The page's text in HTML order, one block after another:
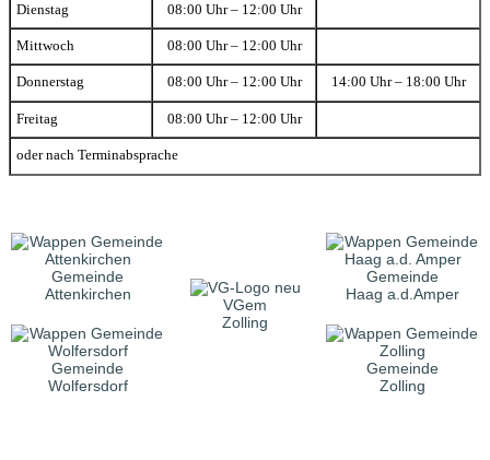
Dienstag 08:00 Uhr – 12:00 Uhr
Mittwoch 08:00 Uhr – 12:00 Uhr
Donnerstag 08:00 Uhr – 12:00 Uhr 14:00 Uhr – 18:00 Uhr
Freitag 08:00 Uhr – 12:00 Uhr
oder nach Terminabsprache
Gemeinde
Attenkirchen
VGem
Zolling
Gemeinde
Haag a.d.Amper
Gemeinde
Wolfersdorf
Gemeinde
Zolling